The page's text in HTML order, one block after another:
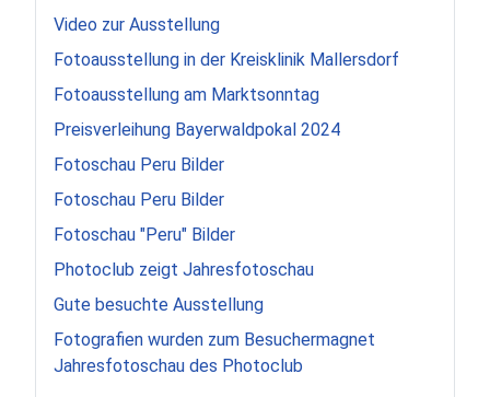
Video zur Ausstellung
Fotoausstellung in der Kreisklinik Mallersdorf
Fotoausstellung am Marktsonntag
Preisverleihung Bayerwaldpokal 2024
Fotoschau Peru Bilder
Fotoschau Peru Bilder
Fotoschau "Peru" Bilder
Photoclub zeigt Jahresfotoschau
Gute besuchte Ausstellung
Fotografien wurden zum Besuchermagnet
Jahresfotoschau des Photoclub